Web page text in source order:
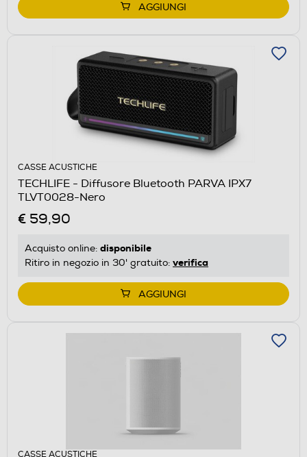
AGGIUNGI
CASSE ACUSTICHE
TECHLIFE - Diffusore Bluetooth PARVA IPX7
TLVT0028-Nero
€ 59,90
Acquisto online: disponibile
Ritiro in negozio in 30' gratuito: verifica
AGGIUNGI
CASSE ACUSTICHE